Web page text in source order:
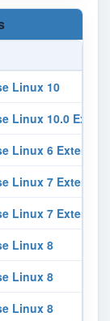
Linux 10
Linux 10.0
Linux 6
Linux 7
Linux 7
Linux 8
Linux 8
Linux 8